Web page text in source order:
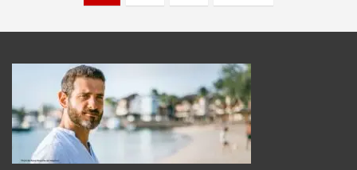
articles